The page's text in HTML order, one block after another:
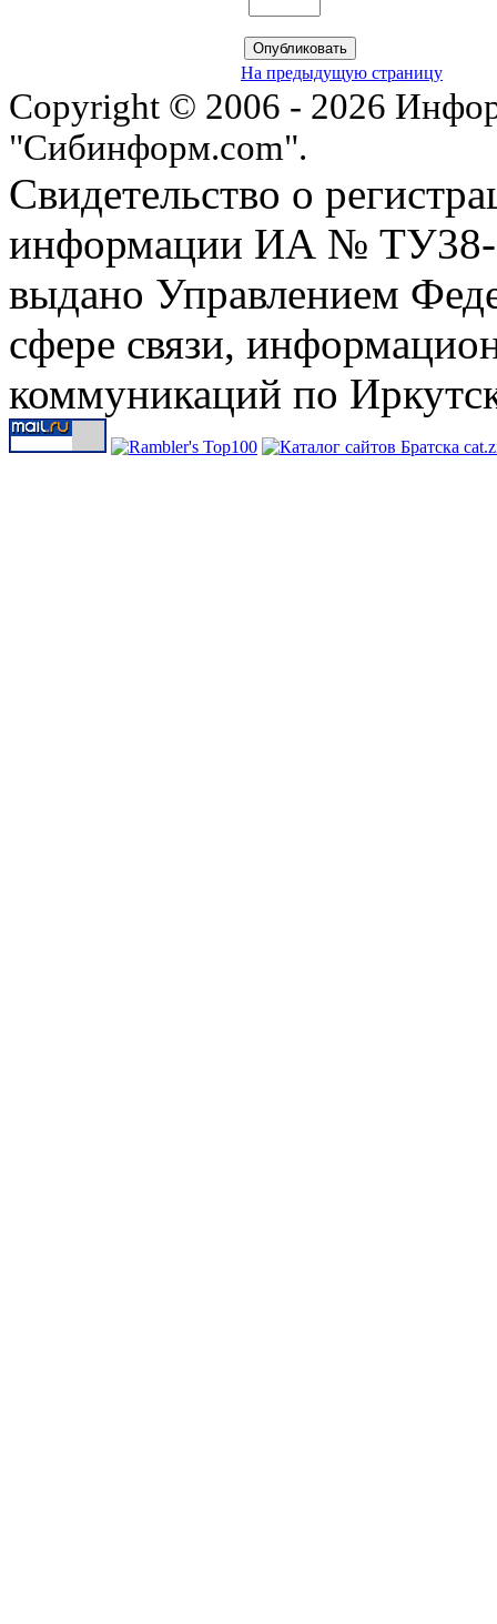
На предыдущую страницу
Copyright © 2006 - 2026
"Сибинформ.com".
Свидетельство о
информации ИА № ТУ38-
выдано Управлением
сфере связи,
коммуникаций по